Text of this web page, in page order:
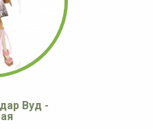
Вуд -